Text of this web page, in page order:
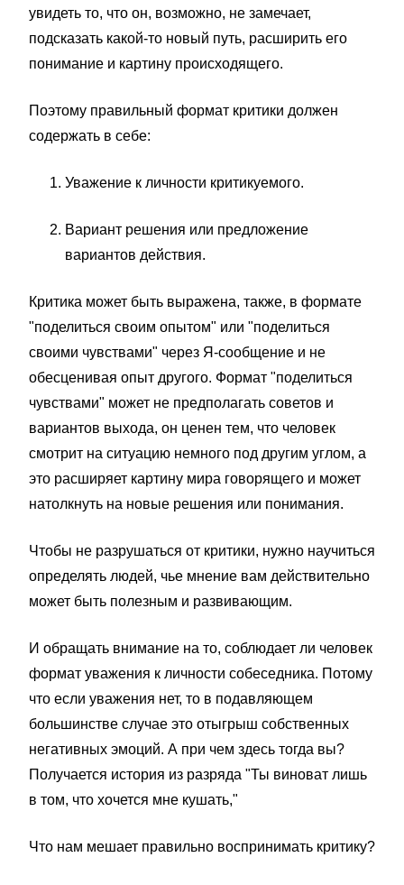
увидеть то, что он, возможно, не замечает,
подсказать какой-то новый путь, расширить его
понимание и картину происходящего.
Поэтому правильный формат критики должен
содержать в себе:
Уважение к личности критикуемого.
Вариант решения или предложение
вариантов действия.
Критика может быть выражена, также, в формате
"поделиться своим опытом" или "поделиться
своими чувствами" через Я-сообщение и не
обесценивая опыт другого. Формат "поделиться
чувствами" может не предполагать советов и
вариантов выхода, он ценен тем, что человек
смотрит на ситуацию немного под другим углом, а
это расширяет картину мира говорящего и может
натолкнуть на новые решения или понимания.
Чтобы не разрушаться от критики, нужно научиться
определять людей, чье мнение вам действительно
может быть полезным и развивающим.
И обращать внимание на то, соблюдает ли человек
формат уважения к личности собеседника. Потому
что если уважения нет, то в подавляющем
большинстве случае это отыгрыш собственных
негативных эмоций. А при чем здесь тогда вы?
Получается история из разряда "Ты виноват лишь
в том, что хочется мне кушать,"
Что нам мешает правильно воспринимать критику?